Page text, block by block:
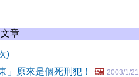
章
)
」原來是個死刑犯！
🖼️ 2003/1/21